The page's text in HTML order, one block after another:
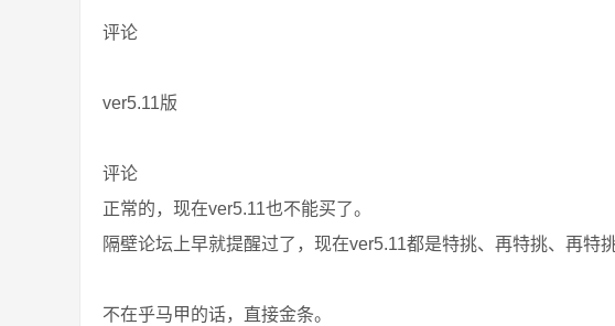
评论
ver5.11版
评论
正常的，现在ver5.11也不能买了。
隔壁论坛上早就提醒过了，现在ver5.11都是特挑、再特挑、再特
不在乎马甲的话，直接金条。